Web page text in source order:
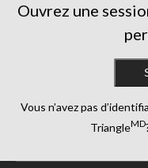
Ouvrez une
Vous n’avez pas
TriangleMD